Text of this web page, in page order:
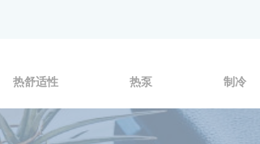
热舒适性 热泵 制冷